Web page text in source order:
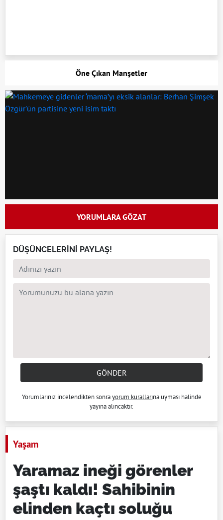
Öne Çıkan Manşetler
YORUMLARA GÖZAT
DÜŞÜNCELERİNİ PAYLAŞ!
GÖNDER
Yorumlarınız incelendikten sonrayorum kurallarına uyması halinde
yayına alıncaktır.
Yaşam
Yaramaz ineği görenler
şaştı kaldı! Sahibinin
elinden kaçtı soluğu